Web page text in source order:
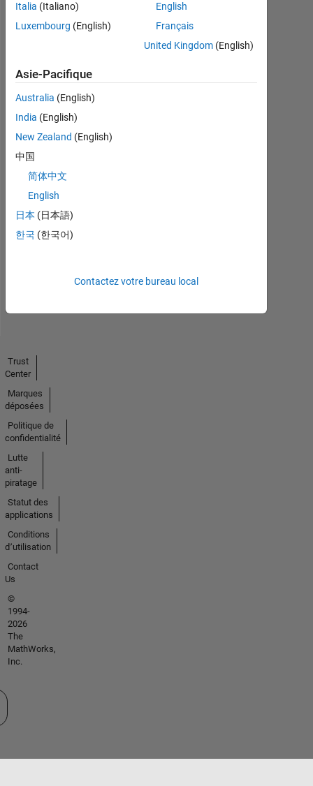
skill
No
Endorsements
Italia (Italiano)
Luxembourg (English)
English
Français
United Kingdom(English)
Asie-Pacifique
Australia (English)
India (English)
New Zealand (English)
中国
简体中文
English
日本 (日本語)
한국 (한국어)
Contactez votre bureau local
Trust
Center
Marques
déposées
Politique de
confidentialité
Lutte
anti-
piratage
Statut des
applications
Conditions
d՚utilisation
Contact
Us
©
1994-
2026
The
MathWorks,
Inc.
un site web